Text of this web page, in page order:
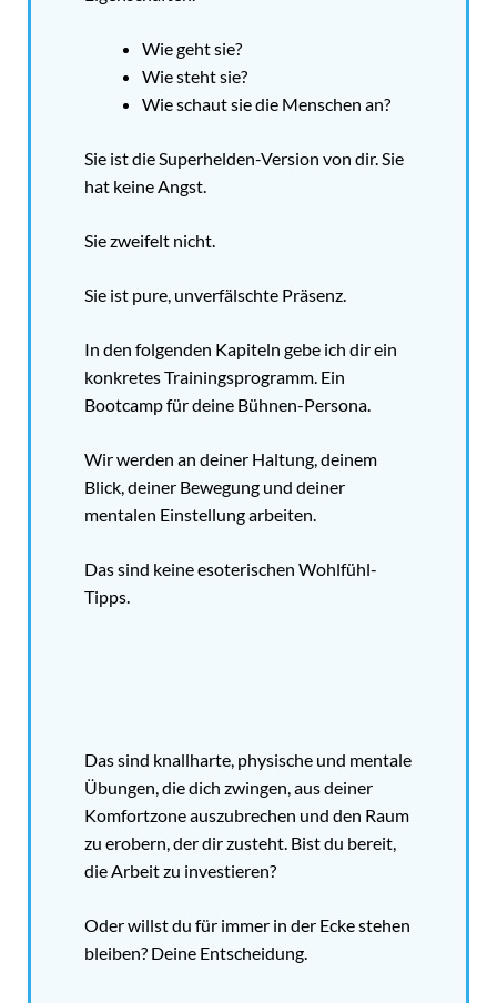
Wie geht sie?
Wie steht sie?
Wie schaut sie die Menschen an?
Sie ist die Superhelden-Version von dir. Sie
hat keine Angst.
Sie zweifelt nicht.
Sie ist pure, unverfälschte Präsenz.
In den folgenden Kapiteln gebe ich dir ein
konkretes Trainingsprogramm. Ein
Bootcamp für deine Bühnen-Persona.
Wir werden an deiner Haltung, deinem
Blick, deiner Bewegung und deiner
mentalen Einstellung arbeiten.
Das sind keine esoterischen Wohlfühl-
Tipps.
Das sind knallharte, physische und mentale
Übungen, die dich zwingen, aus deiner
Komfortzone auszubrechen und den Raum
zu erobern, der dir zusteht. Bist du bereit,
die Arbeit zu investieren?
Oder willst du für immer in der Ecke stehen
bleiben? Deine Entscheidung.